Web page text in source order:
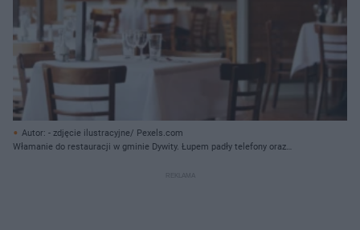
Autor: - zdjęcie ilustracyjne/ Pexels.com
Włamanie do restauracji w gminie Dywity. Łupem padły telefony oraz